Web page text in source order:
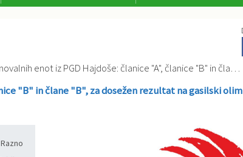
iz PGD Hajdoše: članice "A", članice "B" in člane "B", za dosežen rezultat na gasilski olimpijadi
"B" in člane "B", za dosežen rezultat na gasilski
Razno